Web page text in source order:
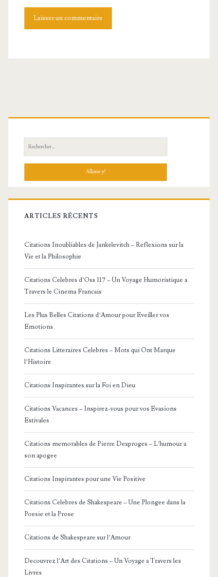
Recherche:
ARTICLES RÉCENTS
Citations Inoubliables de Jankelevitch – Reflexions sur la
Vie et la Philosophie
Citations Celebres d’Oss 117 – Un Voyage Humoristique a
Travers le Cinema Francais
Les Plus Belles Citations d’Amour pour Eveiller vos
Emotions
Citations Litteraires Celebres – Mots qui Ont Marque
l’Histoire
Citations Inspirantes sur la Foi en Dieu
Citations Vacances – Inspirez-vous pour vos Evasions
Estivales
Citations memorables de Pierre Desproges – L’humour a
son apogee
Citations Inspirantes pour une Vie Positive
Citations Celebres de Shakespeare – Une Plongee dans la
Poesie et la Prose
Citations de Shakespeare sur l’Amour
Decouvrez l’Art des Citations – Un Voyage a Travers les
Livres